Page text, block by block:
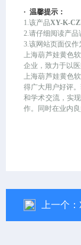
·温馨提示：
1.该产品XY-K-
2.请仔细阅读产
3.该网站页面仅作为
上海葫芦娃黄色
企业，致力于以
上海葫芦娃黄色软
得广大用户好评
和学术交流，
作。同时在业内
上一个：